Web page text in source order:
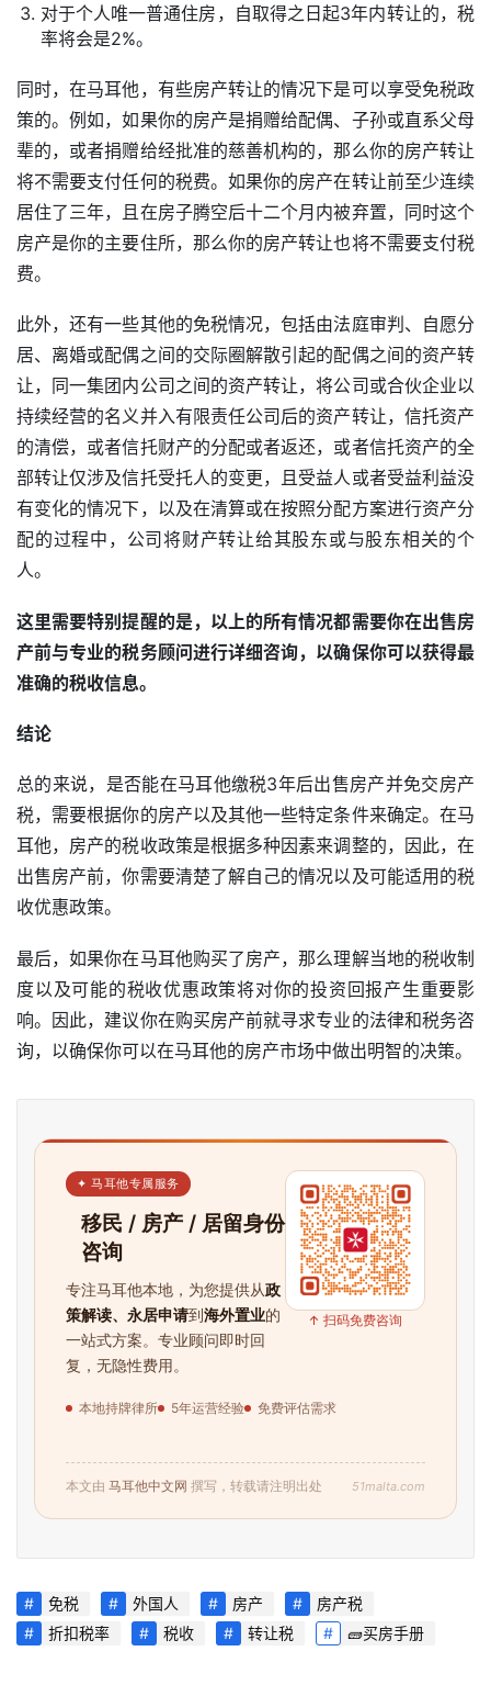
攻
生
活
指
对于个人唯一普通住房，自取得之日起3年内转让的，税
率将会是2%。
同时，在马耳他，有些房产转让的情况下是可以享受免税政
策的。例如，如果你的房产是捐赠给配偶、子孙或直系父母
辈的，或者捐赠给经批准的慈善机构的，那么你的房产转让
将不需要支付任何的税费。如果你的房产在转让前至少连续
居住了三年，且在房子腾空后十二个月内被弃置，同时这个
房产是你的主要住所，那么你的房产转让也将不需要支付税
费。
此外，还有一些其他的免税情况，包括由法庭审判、自愿分
居、离婚或配偶之间的交际圈解散引起的配偶之间的资产转
让，同一集团内公司之间的资产转让，将公司或合伙企业以
持续经营的名义并入有限责任公司后的资产转让，信托资产
的清偿，或者信托财产的分配或者返还，或者信托资产的全
部转让仅涉及信托受托人的变更，且受益人或者受益利益没
有变化的情况下，以及在清算或在按照分配方案进行资产分
配的过程中，公司将财产转让给其股东或与股东相关的个
人。
这里需要特别提醒的是，以上的所有情况都需要你在出售房
产前与专业的税务顾问进行详细咨询，以确保你可以获得最
准确的税收信息。
结论
总的来说，是否能在马耳他缴税3年后出售房产并免交房产
税，需要根据你的房产以及其他一些特定条件来确定。在马
耳他，房产的税收政策是根据多种因素来调整的，因此，在
出售房产前，你需要清楚了解自己的情况以及可能适用的税
收优惠政策。
最后，如果你在马耳他购买了房产，那么理解当地的税收制
度以及可能的税收优惠政策将对你的投资回报产生重要影
响。因此，建议你在购买房产前就寻求专业的法律和税务咨
询，以确保你可以在马耳他的房产市场中做出明智的决策。
✦ 马耳他专属服务
移民 / 房产 / 居留身份
咨询
专注马耳他本地，为您提供从政
策解读、永居申请到海外置业的
一站式方案。专业顾问即时回
复，无隐性费用。
本地持牌律所 5年运营经验 免费评估需求
↑ 扫码免费咨询
本文由 马耳他中文网 撰写，转载请注明出处 51malta.com
免税 外国人 房产
房产税
折扣税率
税收 转让税 🧱买房手册